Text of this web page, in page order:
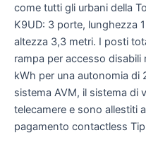
come tutti gli urbani della
K9UD: 3 porte, lunghezza
altezza 3,3 metri. I posti
rampa per accesso disabili
kWh per una autonomia
sistema AVM, il sistema di
telecamere e sono allestiti
pagamento contactless Tip